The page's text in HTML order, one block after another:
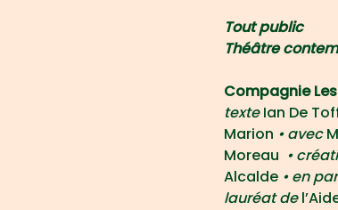
Tout public
Théâtre
Compagnie
texte Ian De
Marion • avec
Moreau •
Alcalde • en
lauréat de